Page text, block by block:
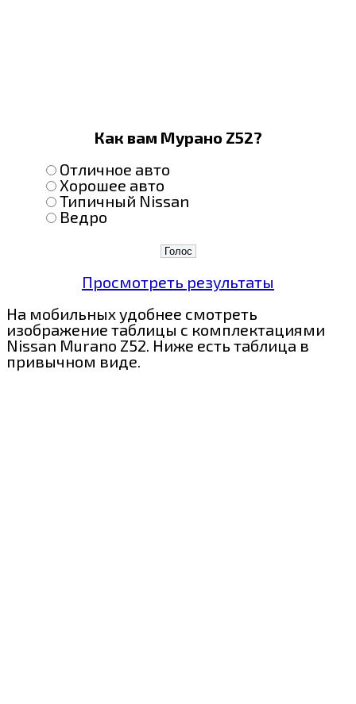
Как вам Мурано Z52?
Отличное авто
Хорошее авто
Типичный Nissan
Ведро
Просмотреть результаты
На мобильных удобнее смотреть
изображение таблицы с комплектациями
Nissan Murano Z52. Ниже есть таблица в
привычном виде.